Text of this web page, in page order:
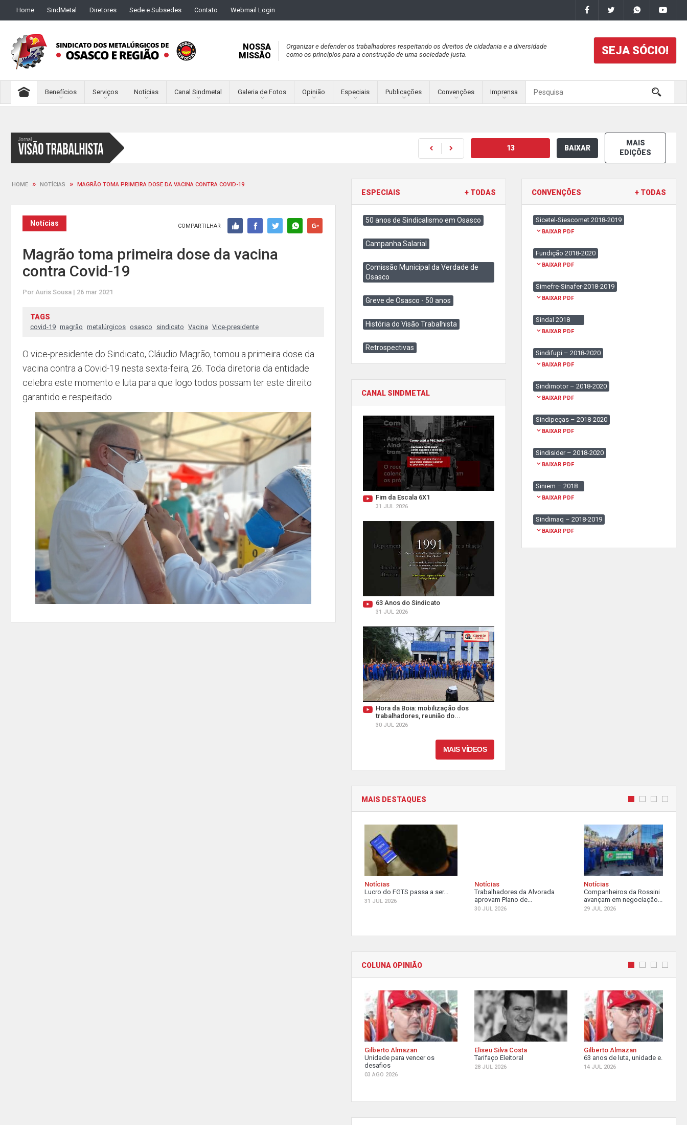
Home SindMetal Diretores Sede e Subsedes Contato Webmail Login
NOSSA
MISSÃO
Organizar e defender os trabalhadores respeitando os direitos de cidadania e a diversidade
como os princípios para a construção de uma sociedade justa.
SEJA SÓCIO!
Benefícios Serviços Notícias Canal Sindmetal Galeria de Fotos Opinião Especiais Publicações Convenções Imprensa
13 BAIXAR
MAIS
EDIÇÕES
HOME » NOTÍCIAS » MAGRÃO TOMA PRIMEIRA DOSE DA VACINA CONTRA COVID-19
Notícias COMPARTILHAR
Magrão toma primeira dose da vacina
contra Covid-19
Por Auris Sousa | 26 mar 2021
TAGS
covid-19 magrão metalúrgicos osasco sindicato Vacina Vice-presidente
O vice-presidente do Sindicato, Cláudio Magrão, tomou a primeira dose da
vacina contra a Covid-19 nesta sexta-feira, 26. Toda diretoria da entidade
celebra este momento e luta para que logo todos possam ter este direito
garantido e respeitado
ESPECIAIS + TODAS
50 anos de Sindicalismo em Osasco
Campanha Salarial
Comissão Municipal da Verdade de
Osasco
Greve de Osasco - 50 anos
História do Visão Trabalhista
Retrospectivas
CANAL SINDMETAL
Fim da Escala 6X1
31 JUL 2026
63 Anos do Sindicato
31 JUL 2026
Hora da Boia: mobilização dos
trabalhadores, reunião do...
30 JUL 2026
MAIS VÍDEOS
CONVENÇÕES + TODAS
Sicetel-Siescomet 2018-2019
BAIXAR PDF
Fundição 2018-2020
BAIXAR PDF
Simefre-Sinafer-2018-2019
BAIXAR PDF
Sindal 2018
BAIXAR PDF
Sindifupi – 2018-2020
BAIXAR PDF
Sindimotor – 2018-2020
BAIXAR PDF
Sindipeças – 2018-2020
BAIXAR PDF
Sindisider – 2018-2020
BAIXAR PDF
Siniem – 2018
BAIXAR PDF
Sindimaq – 2018-2019
BAIXAR PDF
MAIS DESTAQUES
Notícias
Lucro do FGTS passa a ser...
31 JUL 2026
Notícias
Trabalhadores da Alvorada
aprovam Plano de...
30 JUL 2026
Notícias
Companheiros da Rossini
avançam em negociação...
29 JUL 2026
COLUNA OPINIÃO
Gilberto Almazan
Unidade para vencer os
desafios
03 AGO 2026
Eliseu Silva Costa
Tarifaço Eleitoral
28 JUL 2026
Gilberto Almazan
63 anos de luta, unidade e...
14 JUL 2026